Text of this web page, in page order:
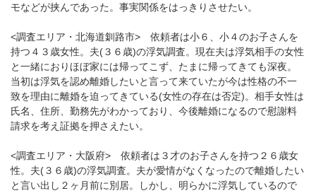
モなどが挟んであった。事実関係をはっきりさせたい。
<調査エリア・北海道釧路市> 依頼者は小６、小４のお子さんを
持つ４３歳女性。夫(３６歳)の浮気調査。現在夫は浮気相手の女性
と一緒におりほぼ家には帰ってこず、たまに帰ってきても深夜。
当初は浮気を認め離婚したいと言って来ていたが今は性格の不一
致を理由に離婚を迫ってきている(女性の存在は否定)。相手女性は
氏名、住所、勤務先がわかっており、今後離婚になるので慰謝料
請求を考え証拠を押さえたい。
<調査エリア・大阪府> 依頼者は３才のお子さんを持つ２６歳女
性。夫(３６歳)の浮気調査。夫が愛情がなくなったので離婚したい
と言い出し２ヶ月前に別居。しかし、明らかに浮気しているので